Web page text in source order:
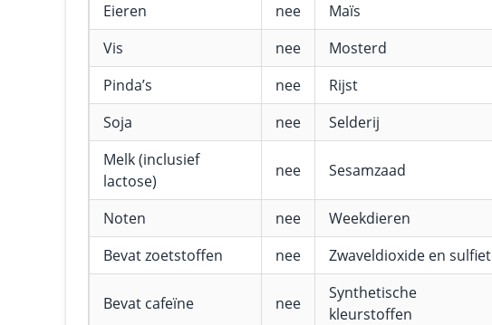
Eieren
nee Maïs
Vis
nee Mosterd
Pinda’s
nee Rijst
Soja
nee Selderij
Melk (inclusief
lactose)
nee Sesamzaad
Noten nee Weekdieren
Bevat zoetstoffen
nee Zwaveldioxide en sulfiet
Bevat cafeïne nee
Synthetische
kleurstoffen